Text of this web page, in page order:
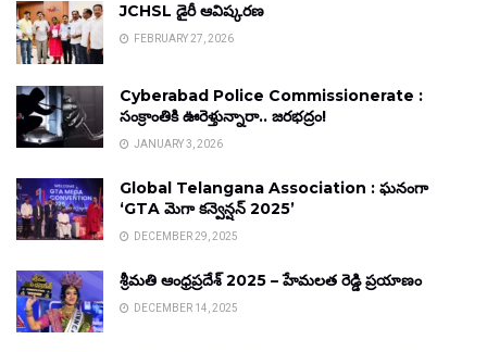
JCHSL డైరీ ఆవిష్కరణ
FEBRUARY 27, 2026
Cyberabad Police Commissionerate :
సంక్రాంతికి ఊరెళ్తున్నారా.. జరభద్రం!
JANUARY 3, 2026
Global Telangana Association : ఘనంగా
‘GTA మెగా కన్వెన్షన్ 2025’
DECEMBER 29, 2025
శ్రీమతి ఆంధ్రప్రదేశ్ 2025 – హేమలత రెడ్డి ప్రయాణం
DECEMBER 14, 2025